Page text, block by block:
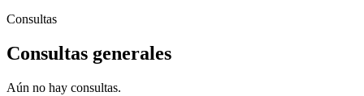
Consultas
Consultas generales
Aún no hay consultas.